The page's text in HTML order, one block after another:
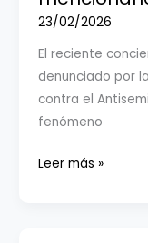
el
puede
constituir
delito
de
23/02/2026
El reciente
denunciado por
contra el
fenómeno
Del
Leer más »